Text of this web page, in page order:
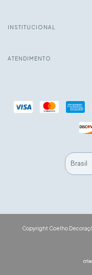
INSTITUCIONAL
ATENDIMENTO
Copyright Coelho